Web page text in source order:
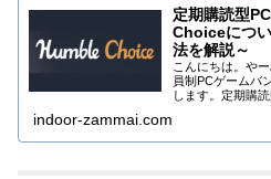
定期購読型
Choiceにつ
法を解説～
こんにちは。や
員制PCゲームバ
します。定期購
いますので、一
indoor-zammai.com